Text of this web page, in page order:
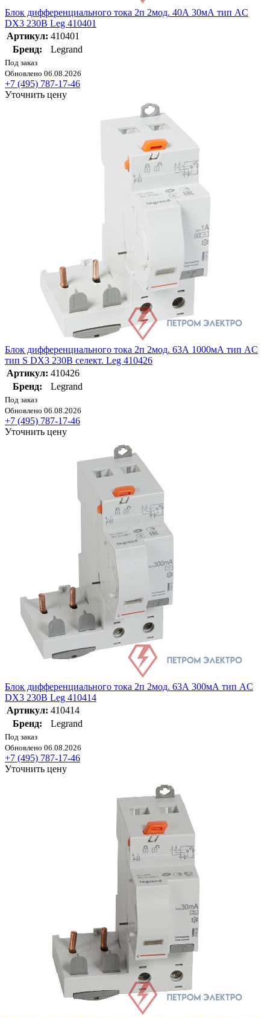
Блок дифференциального тока 2п 2мод. 40А 30мА тип AC
DX3 230В Leg 410401
Артикул: 410401
Бренд:
Legrand
Под заказ
Обновлено 06.08.2026
+7 (495) 787-17-46
Уточнить цену
Блок дифференциального тока 2п 2мод. 63А 1000мА тип AC
тип S DX3 230В селект. Leg 410426
Артикул: 410426
Бренд:
Legrand
Под заказ
Обновлено 06.08.2026
+7 (495) 787-17-46
Уточнить цену
Блок дифференциального тока 2п 2мод. 63А 300мА тип AC
DX3 230В Leg 410414
Артикул: 410414
Бренд:
Legrand
Под заказ
Обновлено 06.08.2026
+7 (495) 787-17-46
Уточнить цену